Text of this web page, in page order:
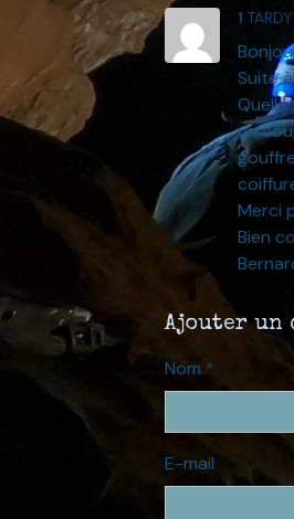
1
Suite
un
Merci
Bien
Ajouter un
Nom
E-mail